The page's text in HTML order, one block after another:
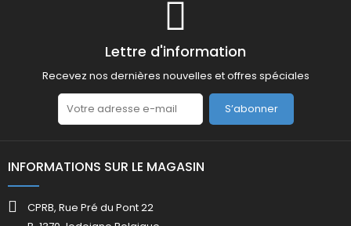
Lettre d'information
Recevez nos dernières nouvelles et offres spéciales
S’abonner
INFORMATIONS SUR LE MAGASIN
CPRB, Rue Pré du Pont 22